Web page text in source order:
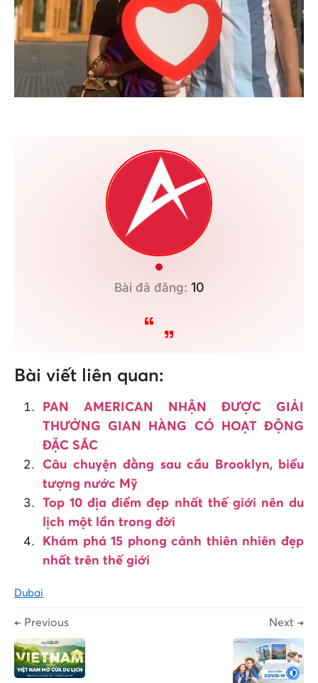
Bài đã đăng: 10
Bài viết liên quan:
PAN AMERICAN NHẬN ĐƯỢC GIẢI
THƯỞNG GIAN HÀNG CÓ HOẠT ĐỘNG
ĐẶC SẮC
Câu chuyện đằng sau cầu Brooklyn, biểu
tượng nước Mỹ
Top 10 địa điểm đẹp nhất thế giới nên du
lịch một lần trong đời
Khám phá 15 phong cảnh thiên nhiên đẹp
nhất trên thế giới
Dubai
← Previous Next →